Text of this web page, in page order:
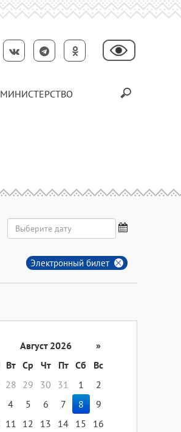
МИНИСТЕРСТВО
Электронный билет
Август 2026
»
Вт Ср Чт Пт Сб
Вс
28 29 30 31 1
2
4 5 6 7 8
9
11 12 13 14 15
16